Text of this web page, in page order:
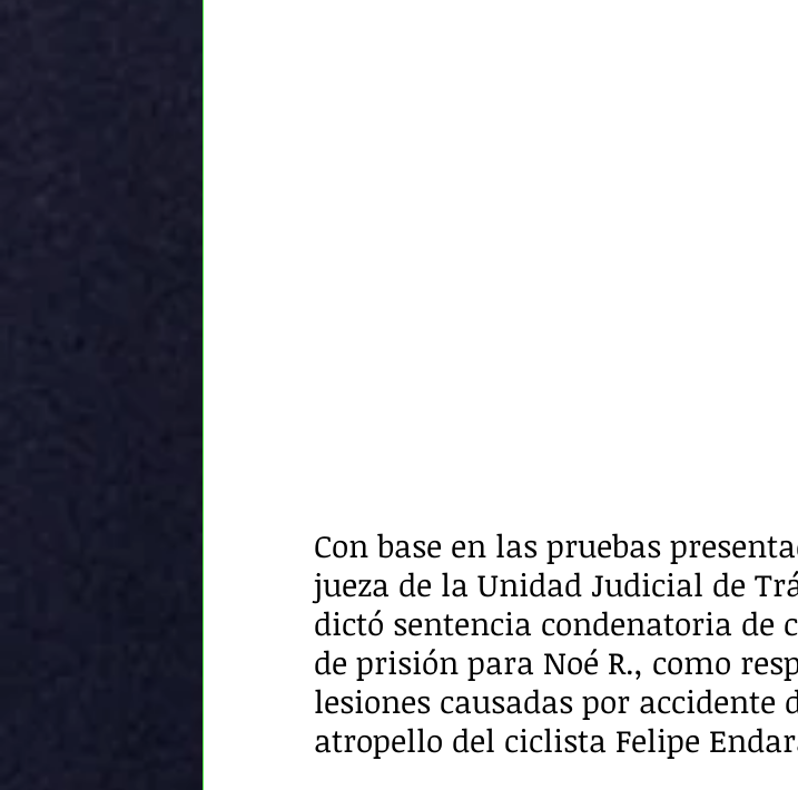
Con base en las pruebas
jueza de la Unidad Judicial de
dictó sentencia condenatoria de
de prisión para Noé R., como
lesiones causadas por accidente
atropello del ciclista Felipe